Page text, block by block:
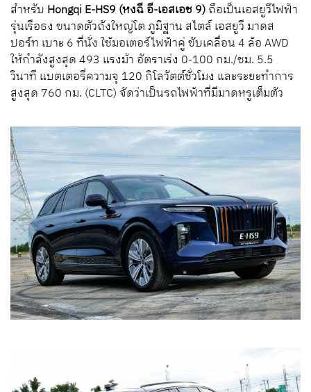
สำหรับ Hongqi E-HS9 (หงฉี อี-เอสเอช 9)ถือเป็นเอสยูวีไฟฟ้า
รุ่นเรือธง ขนาดตัวถังใหญ่โต ภูมิฐาน สไตล์ เอสยูวี มาดส
ปอร์ท เบาะ 6 ที่นั่ง ใช้มอเตอร์ไฟฟ้าคู่ ขับเคลื่อน 4 ล้อAWD
ให้กำลังสูงสุด 493 แรงม้า อัตราเร่ง 0-100 กม./ชม. 5.5
วินาที แบตเตอรี่ความจุ 120 กิโลวัตต์ชั่วโมง และระยะทำการ
สูงสุด 760 กม. (CLTC) จัดว่าเป็นรถไฟฟ้าที่มีมาดหรูเต็มตัว